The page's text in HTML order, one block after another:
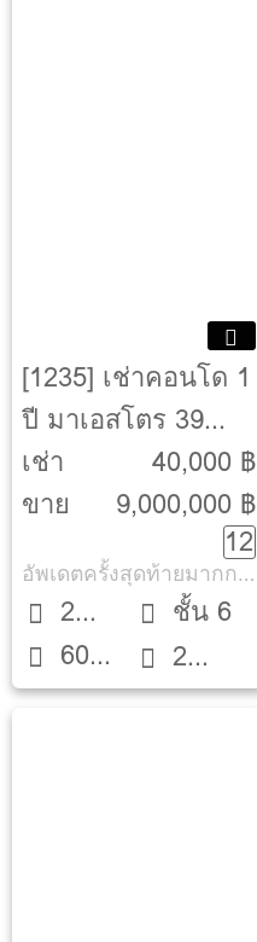
[1235] เช่าคอนโด 1
ปี มาเอสโตร 39
[Maestro 39]
เช่า
40,000 ฿
ขาย
9,000,000 ฿
12
อัพเดตครั้งสุดท้ายมากกว่า 30 วัน
2
Beds
60
ตรม.
ชั้น 6
2
ห้องน้ำ